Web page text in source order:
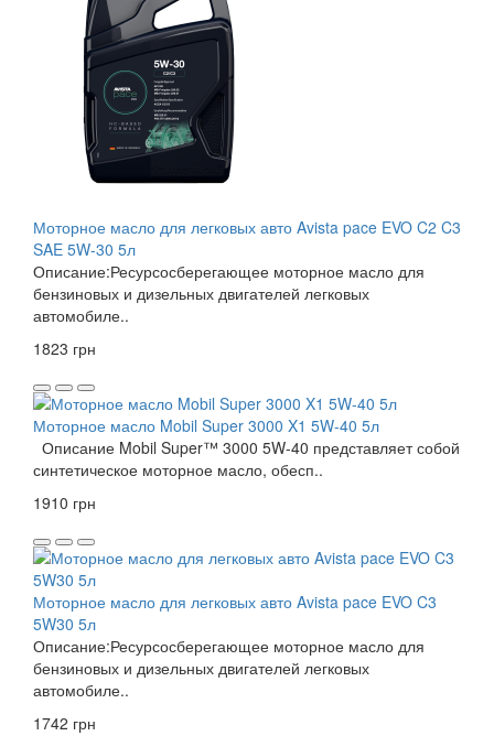
Моторное масло для легковых авто Avista pace EVO C2 C3
SAE 5W-30 5л
Описание:Ресурсосберегающее моторное масло для
бензиновых и дизельных двигателей легковых
автомобиле..
1823 грн
Моторное масло Mobil Super 3000 X1 5W-40 5л
Описание Mobil Super™ 3000 5W-40 представляет собой
синтетическое моторное масло, обесп..
1910 грн
Моторное масло для легковых авто Avista pace EVO C3
5W30 5л
Описание:Ресурсосберегающее моторное масло для
бензиновых и дизельных двигателей легковых
автомобиле..
1742 грн